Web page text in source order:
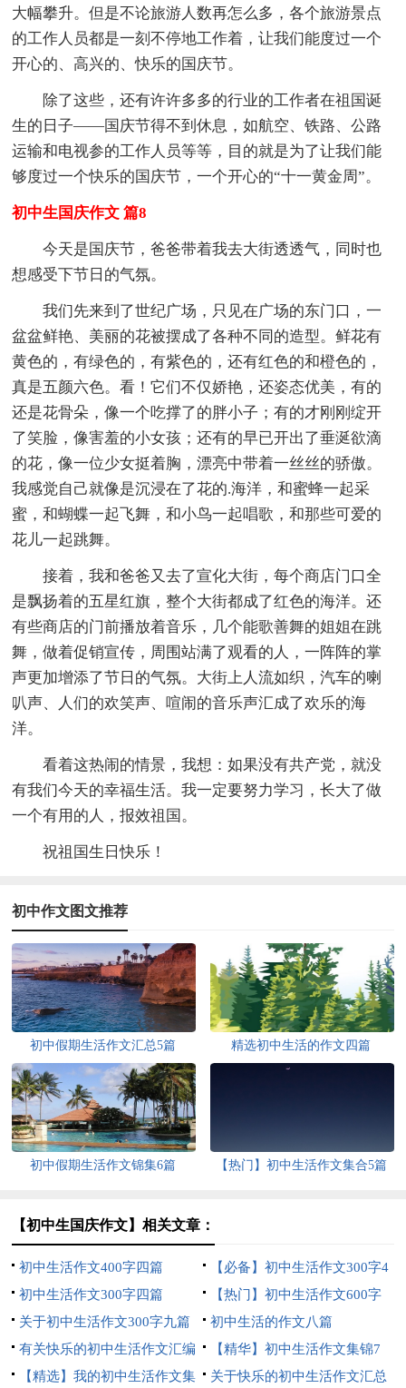
大幅攀升。但是不论旅游人数再怎么多，各个旅游景点
的工作人员都是一刻不停地工作着，让我们能度过一个
开心的、高兴的、快乐的国庆节。
除了这些，还有许许多多的行业的工作者在祖国诞
生的日子——国庆节得不到休息，如航空、铁路、公路
运输和电视参的工作人员等等，目的就是为了让我们能
够度过一个快乐的国庆节，一个开心的“十一黄金周”。
初中生国庆作文 篇8
今天是国庆节，爸爸带着我去大街透透气，同时也
想感受下节日的气氛。
我们先来到了世纪广场，只见在广场的东门口，一
盆盆鲜艳、美丽的花被摆成了各种不同的造型。鲜花有
黄色的，有绿色的，有紫色的，还有红色的和橙色的，
真是五颜六色。看！它们不仅娇艳，还姿态优美，有的
还是花骨朵，像一个吃撑了的胖小子；有的才刚刚绽开
了笑脸，像害羞的小女孩；还有的早已开出了垂涎欲滴
的花，像一位少女挺着胸，漂亮中带着一丝丝的骄傲。
我感觉自己就像是沉浸在了花的.海洋，和蜜蜂一起采
蜜，和蝴蝶一起飞舞，和小鸟一起唱歌，和那些可爱的
花儿一起跳舞。
接着，我和爸爸又去了宣化大街，每个商店门口全
是飘扬着的五星红旗，整个大街都成了红色的海洋。还
有些商店的门前播放着音乐，几个能歌善舞的姐姐在跳
舞，做着促销宣传，周围站满了观看的人，一阵阵的掌
声更加增添了节日的气氛。大街上人流如织，汽车的喇
叭声、人们的欢笑声、喧闹的音乐声汇成了欢乐的海
洋。
看着这热闹的情景，我想：如果没有共产党，就没
有我们今天的幸福生活。我一定要努力学习，长大了做
一个有用的人，报效祖国。
祝祖国生日快乐！
初中作文图文推荐
初中假期生活作文汇总5篇 精选初中生活的作文四篇
初中假期生活作文锦集6篇 【热门】初中生活作文集合5篇
【初中生国庆作文】相关文章：
初中生活作文400字四篇
【必备】初中生活作文300字4
篇
初中生活作文300字四篇
【热门】初中生活作文600字
九篇
关于初中生活作文300字九篇
初中生活的作文八篇
有关快乐的初中生活作文汇编
9篇
【精华】初中生活作文集锦7
篇
【精选】我的初中生活作文集 关于快乐的初中生活作文汇总